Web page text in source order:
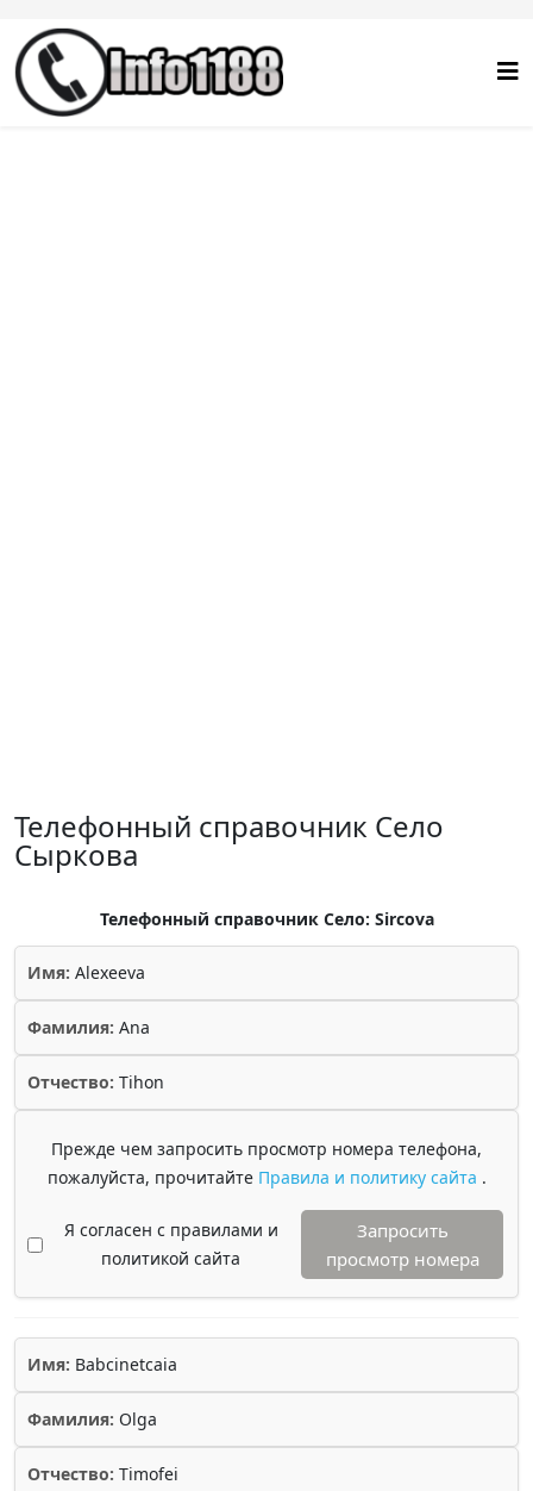
Телефонный справочник Село
Сыркова
Телефонный справочник Село: Sircova
Имя: Alexeeva
Фамилия: Ana
Отчество: Tihon
Прежде чем запросить просмотр номера телефона,
пожалуйста, прочитайте Правила и политику сайта .
Я согласен с правилами и
политикой сайта
Запросить
просмотр номера
Имя: Babcinetcaia
Фамилия: Olga
Отчество: Timofei